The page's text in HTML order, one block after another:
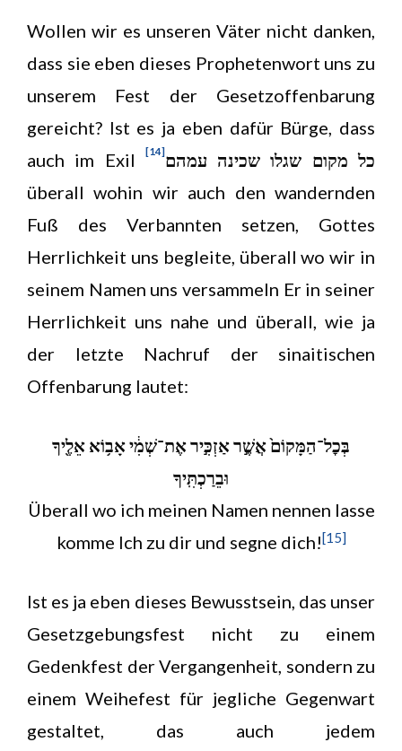
Wollen wir es unseren Väter nicht danken,
dass sie eben dieses Prophetenwort uns zu
unserem Fest der Gesetzoffenbarung
gereicht? Ist es ja eben dafür Bürge, dass
auch im Exil
כל מקום שגלו שכינה עמהם[14]
überall wohin wir auch den wandernden
Fuß des Verbannten setzen, Gottes
Herrlichkeit uns begleite, überall wo wir in
seinem Namen uns versammeln Er in seiner
Herrlichkeit uns nahe und überall, wie ja
der letzte Nachruf der sinaitischen
Offenbarung lautet:
בְּכׇל־הַמָּקוֹם֙ אֲשֶׁ֣ר אַזְכִּ֣יר אֶת־שְׁמִ֔י אָב֥וֹא אֵלֶ֖יךָ
וּבֵרַכְתִּֽיךָ
Überall wo ich meinen Namen nennen lasse
komme Ich zu dir und segne dich![15]
Ist es ja eben dieses Bewusstsein, das unser
Gesetzgebungsfest nicht zu einem
Gedenkfest der Vergangenheit, sondern zu
einem Weihefest für jegliche Gegenwart
gestaltet, das auch jedem